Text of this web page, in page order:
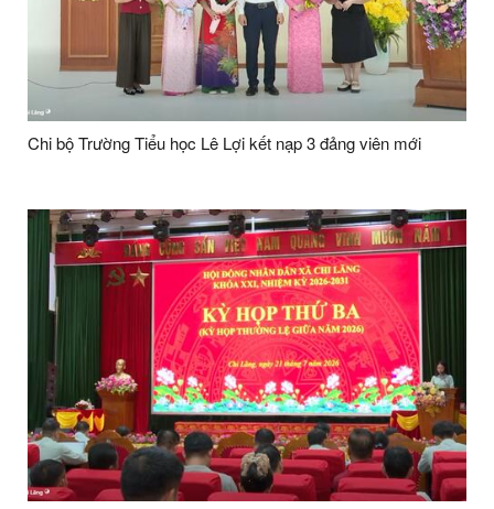
Chi bộ Trường Tiểu học Lê Lợi kết nạp 3 đảng viên mới